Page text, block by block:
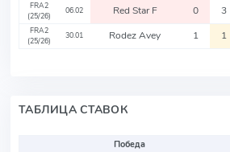
FRA2
(25/26)
06.02 Red Star F 0 3
FRA2
(25/26)
30.01 Rodez Avey 1 1
ТАБЛИЦА СТАВОК
Победа